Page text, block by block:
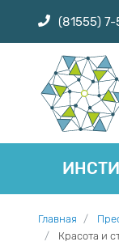
(81555)
Главная
Красота и